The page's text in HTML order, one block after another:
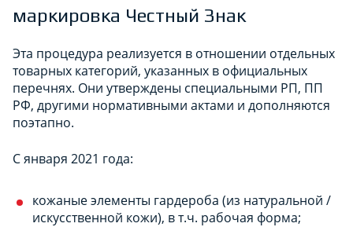
маркировка Честный Знак
Эта процедура реализуется в отношении отдельных
товарных категорий, указанных в официальных
перечнях. Они утверждены специальными РП, ПП
РФ, другими нормативными актами и дополняются
поэтапно.
С января 2021 года:
кожаные элементы гардероба (из натуральной /
искусственной кожи), в т.ч. рабочая форма;